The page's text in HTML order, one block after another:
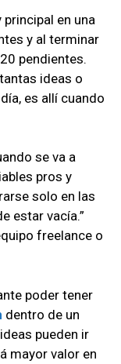
principal en una
y al terminar
pendientes.
ideas o
es allí cuando
se va a
pros y
solo en las
estar vacía.”
freelance o
poder tener
dentro de un
pueden ir
mayor valor en